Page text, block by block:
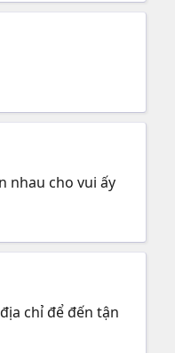
nhau cho vui ấy
chỉ để đến tận